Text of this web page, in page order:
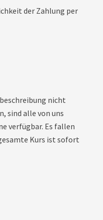
der Zahlung per
nicht
sind alle von uns
verfügbar. Es fallen
Kurs ist sofort